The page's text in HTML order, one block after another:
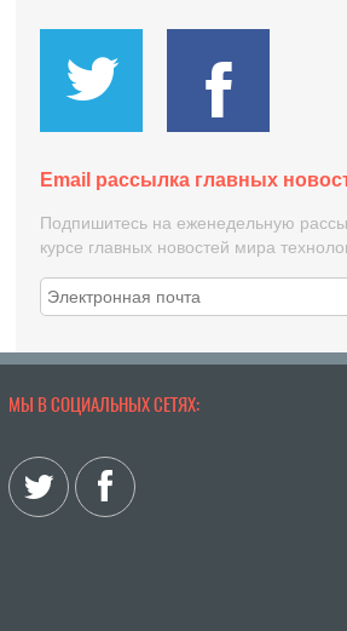
Email рассылка главных
Подпишитесь на еженедельную
курсе главных новостей мира
МЫ В СОЦИАЛЬНЫХ СЕТЯХ: